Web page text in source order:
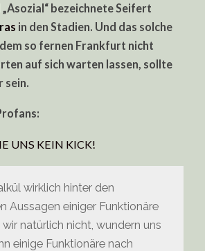
„Asozial“ bezeichnete Seifert
in den Stadien. Und das solche
so fernen Frankfurt nicht
auf sich warten lassen, sollte
sein.
wirklich hinter den
Aussagen einiger Funktionäre
natürlich nicht, wundern uns
einige Funktionäre nach